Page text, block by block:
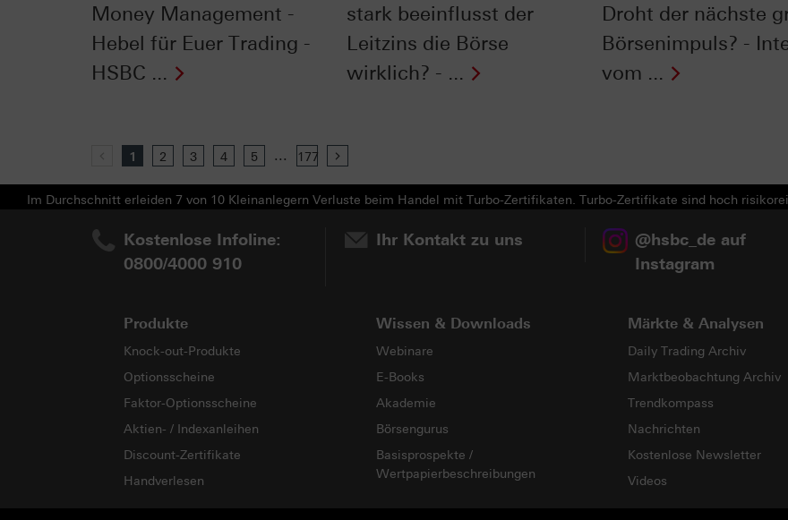
Money Management -
Hebel für Euer Trading -
HSBC ...
stark beeinflusst der
Leitzins die Börse
wirklich? - ...
Droht der nächste
Börsenimpuls? -
vom ...
Previous
1 2 3 4 5 ... 177
Im Durchschnitt erleiden 7 von 10 Kleinanlegern Verluste beim Handel mit Turbo-Zertifikaten. Turbo-Zertifikate sind hoch
Kostenlose Infoline:
0800/4000 910
Ihr Kontakt zu uns
@hsbc_de auf
Instagram
Produkte
Knock-out-Produkte
Optionsscheine
Faktor-Optionsscheine
Aktien- / Indexanleihen
Discount-Zertifikate
Handverlesen
Wissen & Downloads
Webinare
E-Books
Akademie
Börsengurus
Basisprospekte /
Wertpapierbeschreibungen
Märkte & Analysen
Daily Trading Archiv
Marktbeobachtung Archiv
Trendkompass
Nachrichten
Kostenlose Newsletter
Videos